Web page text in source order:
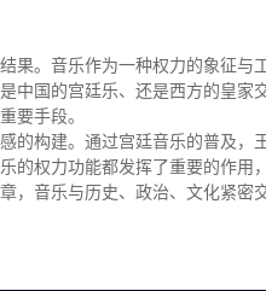
果。音乐作为一种权力的象征与
中国的宫廷乐、还是西方的皇家
要手段。
的构建。通过宫廷音乐的普及，
的权力功能都发挥了重要的作用
，音乐与历史、政治、文化紧密